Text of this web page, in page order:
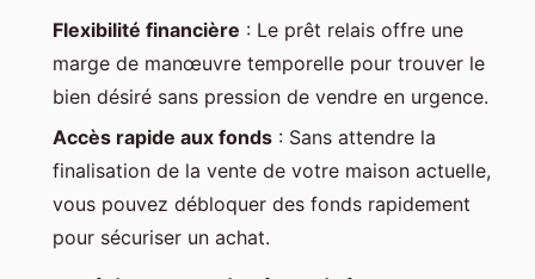
Flexibilité financière : Le prêt relais offre une
marge de manœuvre temporelle pour trouver le
bien désiré sans pression de vendre en urgence.
Accès rapide aux fonds : Sans attendre la
finalisation de la vente de votre maison actuelle,
vous pouvez débloquer des fonds rapidement
pour sécuriser un achat.